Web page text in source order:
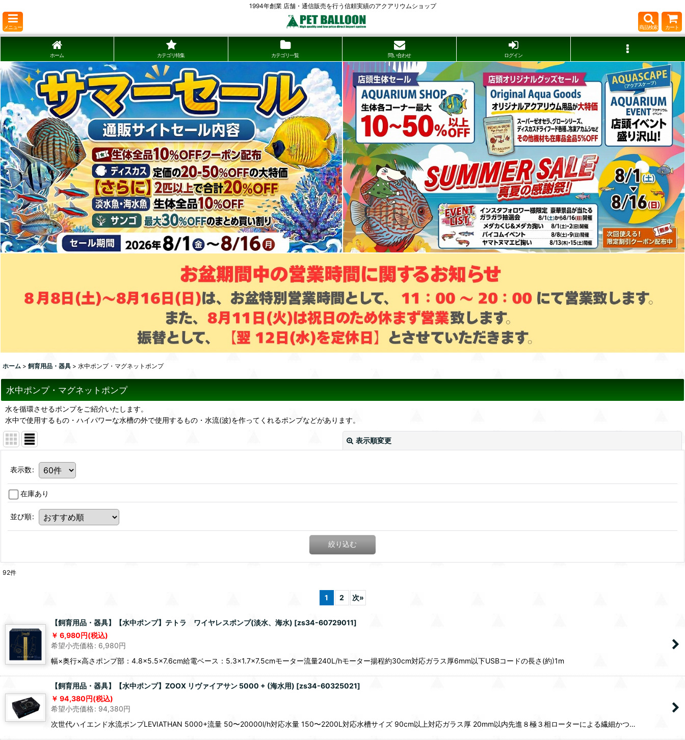
1994年創業 店舗・通信販売を行う信頼実績のアクアリウムショップ
メニュー 商品検索 カート
ホーム カテゴリ特集 カテゴリ一覧 問い合わせ ログイン
ホーム > 飼育用品・器具 > 水中ポンプ・マグネットポンプ
水中ポンプ・マグネットポンプ
水を循環させるポンプをご紹介いたします。
水中で使用するもの・ハイパワーな水槽の外で使用するもの・水流(波)を作ってくれるポンプなどがあります。
表示順変更
表示数:
在庫あり
並び順:
絞り込む
92件
1 2 次»
【飼育用品・器具】【水中ポンプ】テトラ ワイヤレスポンプ(淡水、海水) [zs34-60729011]
6,980円(税込)
希望小売価格: 6,980円
幅×奥行×高さポンプ部：4.8×5.5×7.6cm給電ベース：5.3×1.7×7.5cmモーター流量240L/hモーター揚程約30cm対応ガラス厚6mm以下USBコードの長さ(約)1m
【飼育用品・器具】【水中ポンプ】ZOOX リヴァイアサン 5000 + (海水用) [zs34-60325021]
94,380円(税込)
希望小売価格: 94,380円
次世代ハイエンド水流ポンプLEVIATHAN 5000+流量 50〜20000l/h対応水量 150〜2200L対応水槽サイズ 90cm以上対応ガラス厚 20mm以内先進８極３相ローターによる繊細かつ…